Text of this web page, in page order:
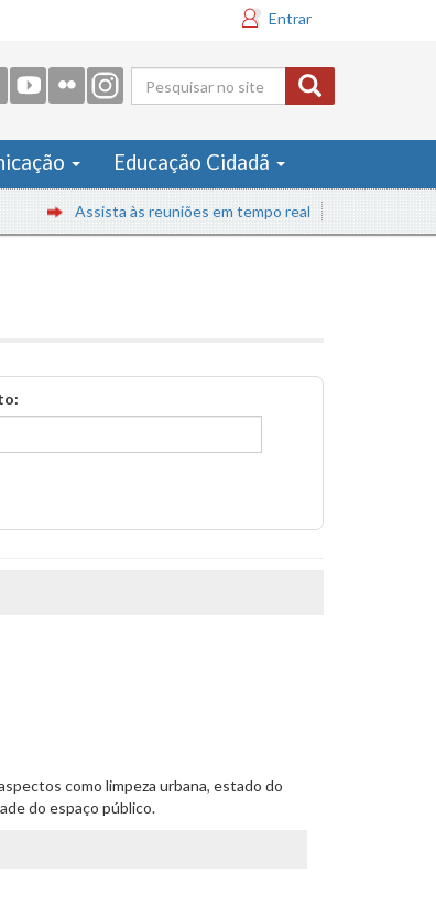
Entrar
Formulário
de busca
Educação Cidadã
Assista às reuniões em tempo real
como limpeza urbana, estado do
do espaço público.